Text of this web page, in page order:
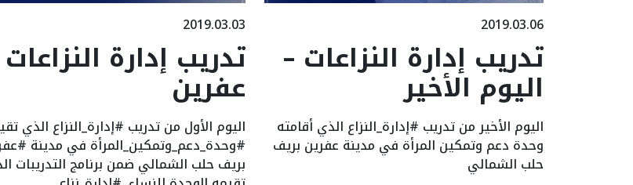
2019.03.06
تدريب إدارة النزاعات –
اليوم الأخير
اليوم الأخير من تدريب #إدارة_النزاع الذي أقامته
وحدة دعم وتمكين المرأة في مدينة عفرين بريف
حلب الشمالي
2019.03.03
تدريب إدارة
عفرين
اليوم الأول من تدريب #إدارة_النزاع الذي
#وحدة_دعم_وتمكين_المرأة في مدينة
بريف حلب الشمالي ضمن برنامج التدريبات